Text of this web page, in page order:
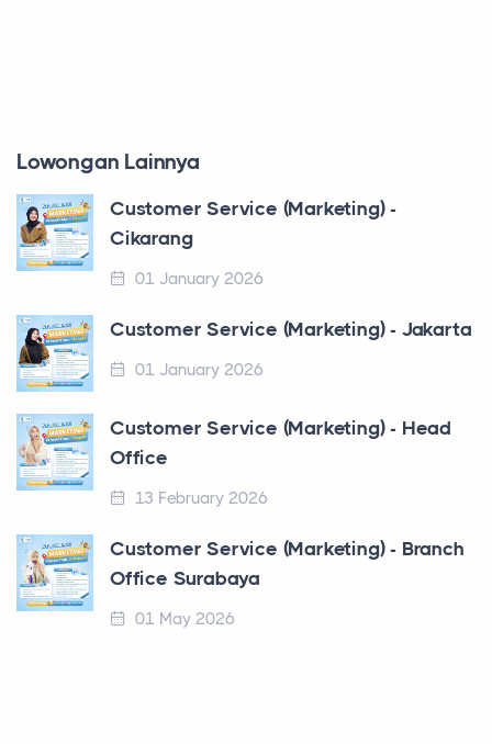
Lowongan Lainnya
Customer Service (Marketing) -
Cikarang
01 January 2026
Customer Service (Marketing) - Jakarta
01 January 2026
Customer Service (Marketing) - Head
Office
13 February 2026
Customer Service (Marketing) - Branch
Office Surabaya
01 May 2026